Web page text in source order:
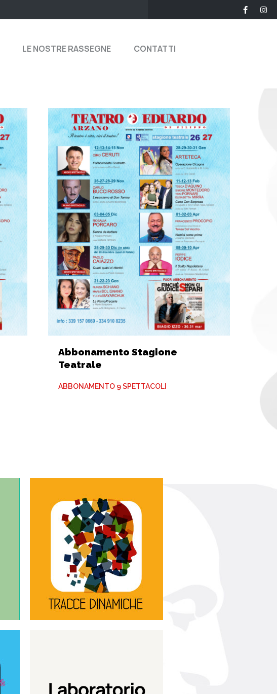
LE NOSTRE RASSEGNE CONTATTI
Abbonamento Stagione
Teatrale
ABBONAMENTO 9 SPETTACOLI
Tracce dinamiche
Tracce Dinamiche è una
rassegna di teatro
d’innovazione e sperimentale.
Continua